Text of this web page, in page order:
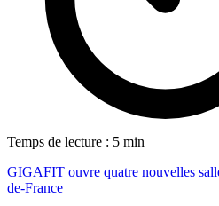
Temps de lecture : 5 min
GIGAFIT ouvre quatre nouvelles
de-France